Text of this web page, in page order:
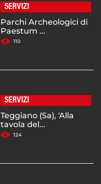
SERVIZI
Parchi Archeologici di
Paestum ...
110
SERVIZI
Teggiano (Sa), 'Alla
tavola del...
124